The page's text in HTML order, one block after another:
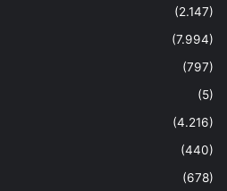
(2.147)
(7.994)
(797)
(5)
(4.216)
(440)
(678)